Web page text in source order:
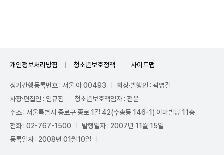
개인정보처리방침 청소년보호정책 사이트맵
정기간행등록번호 : 서울 아 00493
회장·발행인 : 곽영길
사장·편집인 : 임규진
청소년보호책임자 : 전운
주소 : 서울특별시 종로구 종로 1길 42(수송동 146-1) 이마빌딩 11층
전화 : 02-767-1500
발행일자 : 2007년 11월 15일
등록일자 : 2008년 01월10일